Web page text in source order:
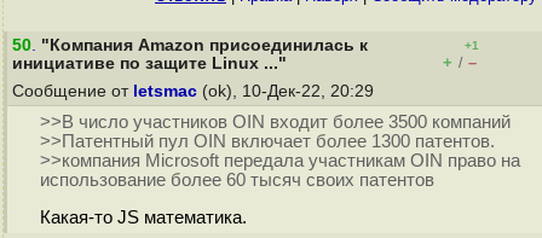
50. "Компания Amazon присоединилась к
инициативе по защите Linux ..."
+1
+ / –
Сообщение от letsmac (ok), 10-Дек-22, 20:29
>>В число участников OIN входит более 3500 компаний
>>Патентный пул OIN включает более 1300 патентов.
>>компания Microsoft передала участникам OIN право на
использование более 60 тысяч своих патентов
Какая-то JS математика.